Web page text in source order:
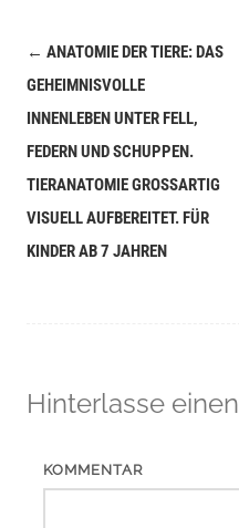
Navigation
(Beiträge)
← ANATOMIE DER TIERE: DAS
GEHEIMNISVOLLE
INNENLEBEN UNTER FELL,
FEDERN UND SCHUPPEN.
TIERANATOMIE GROSSARTIG V
ISUELL AUFBEREITET. FÜR K
INDER AB 7 JAHREN
Hinterlasse einen
KOMMENTAR